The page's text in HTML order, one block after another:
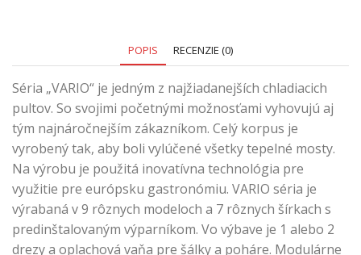
POPIS RECENZIE (0)
Séria „VARIO“ je jedným z najžiadanejších chladiacich
pultov. So svojimi početnými možnosťami vyhovujú aj
tým najnáročnejším zákazníkom. Celý korpus je
vyrobený tak, aby boli vylúčené všetky tepelné mosty.
Na výrobu je použitá inovatívna technológia pre
využitie pre európsku gastronómiu. VARIO séria je
výrabaná v 9 rôznych modeloch a 7 rôznych šírkach s
predinštalovaným výparníkom. Vo výbave je 1 alebo 2
drezy a oplachová vaňa pre šálky a poháre. Modulárne